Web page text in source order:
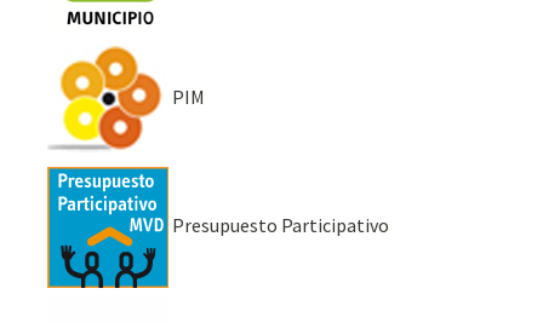
PIM
Presupuesto Participativo